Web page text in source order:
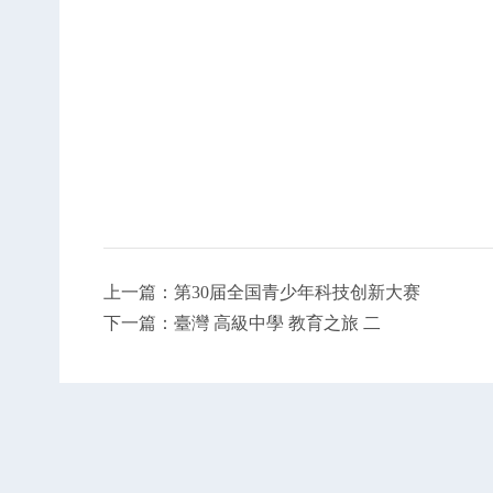
上一篇：第30届全国青少年科技创新大赛
下一篇：臺灣 高級中學 教育之旅 二